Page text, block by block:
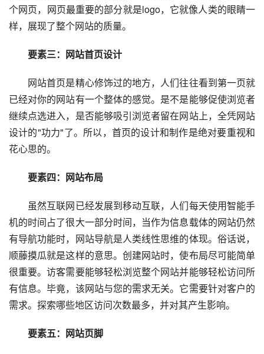
个网页，网页最重要的部分就是logo，它就像人类的眼睛一
样，展现了整个网站的质量。
要素三：网站首页设计
网站首页是精心修饰过的地方，人们往往看到第一页就
已经对你的网站有一个整体的感觉。是不是能够促使浏览者
继续点选进入，是否能够吸引浏览者留在网站上，全凭网站
设计的"功力"了。所以，首页的设计和制作是绝对要重视和
花心思的。
要素四：网站布局
虽然互联网已经发展到移动互联，人们每天使用智能手
机的时间占了很大一部分时间，当作为信息载体的网站仍然
有导航功能时，网站导航是人类线性思维的体现。俗话说，
顺藤摸瓜就是这样的意思。创建网站时，使布局尽可能简单
很重要。访客需要能够轻松浏览整个网站并能够轻松访问所
有信息。毕竟，该网站与您的需求无关。它需要针对客户的
需求。探索哪些地区访问次数最多，并对其产生影响。
要素五：网站页脚